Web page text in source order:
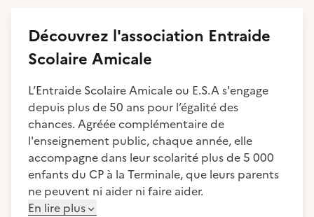
Découvrez l'association Entraide
Scolaire Amicale
L’Entraide Scolaire Amicale ou E.S.A s'engage
depuis plus de 50 ans pour l’égalité des
chances. Agréée complémentaire de
l'enseignement public, chaque année, elle
accompagne dans leur scolarité plus de 5 000
enfants du CP à la Terminale, que leurs parents
ne peuvent ni aider ni faire aider.
En lire plus